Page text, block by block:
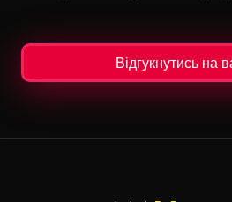
Відгукнутись на